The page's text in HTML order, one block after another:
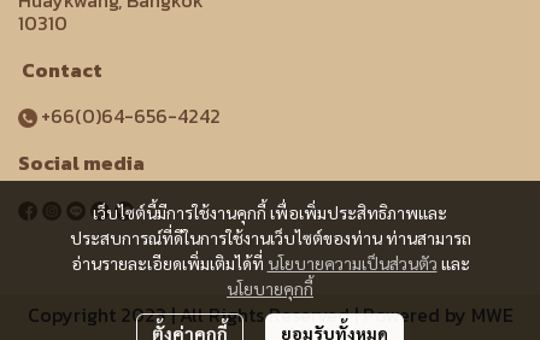
เว็บไซต์นี้มีการใช้งานคุกกี้ เพื่อเพิ่มประสิทธิภาพและ
ประสบการณ์ที่ดีในการใช้งานเว็บไซต์ของท่าน ท่านสามารถ
อ่านรายละเอียดเพิ่มเติมได้ที่ นโยบายความเป็นส่วนตัว และ
นโยบายคุกกี้
ตั้งค่าคุกกี้ ยอมรับทั้งหมด
10310
Contact
+66(0)64-656-4242
Social media
Copyright 2023 | All Rights Reserved | Powered by MWE